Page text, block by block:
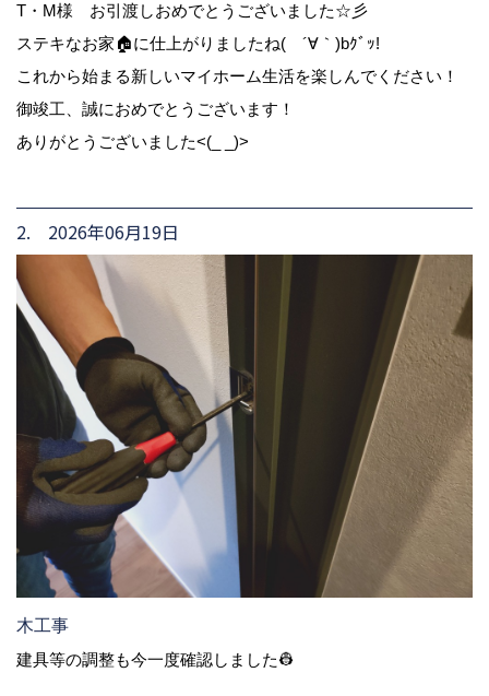
T・M様 お引渡しおめでとうございました☆彡
ステキなお家🏠に仕上がりましたね( ´∀｀)bｸﾞｯ!
これから始まる新しいマイホーム生活を楽しんでください！
御竣工、誠におめでとうございます！
ありがとうございました<(_ _)>
2. 2026年06月19日
木工事
建具等の調整も今一度確認しました👷